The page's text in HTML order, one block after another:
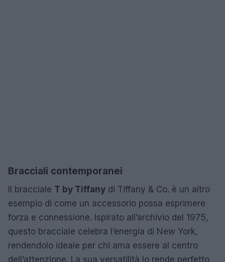
Bracciali contemporanei
Il bracciale T by Tiffany di Tiffany & Co. è un altro
esempio di come un accessorio possa esprimere
forza e connessione. Ispirato all’archivio del 1975,
questo bracciale celebra l’energia di New York,
rendendolo ideale per chi ama essere al centro
dell’attenzione. La sua versatilità lo rende perfetto